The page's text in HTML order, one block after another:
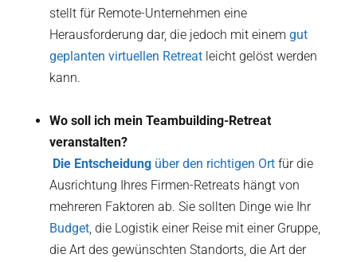
stellt für Remote-Unternehmen eine
Herausforderung dar, die jedoch mit einemgut
geplanten virtuellen Retreat leicht gelöst werden
kann.
Wo soll ich mein Teambuilding-Retreat
veranstalten?
‍ Die Entscheidung über den richtigen Ort für die
Ausrichtung Ihres Firmen-Retreats hängt von
mehreren Faktoren ab. Sie sollten Dinge wie Ihr
Budget, die Logistik einer Reise mit einer Gruppe,
die Art des gewünschten Standorts, die Art der